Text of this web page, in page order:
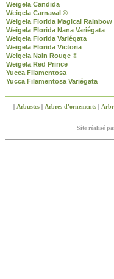
Weigela Candida
Weigela Carnaval ®
Weigela Florida Magical Rainbow
Weigela Florida Nana Variégata
Weigela Florida Variégata
Weigela Florida Victoria
Weigela Nain Rouge ®
Weigela Red Prince
Yucca Filamentosa
Yucca Filamentosa Variégata
| Arbustes| Arbres d'ornements|
Site réalisé